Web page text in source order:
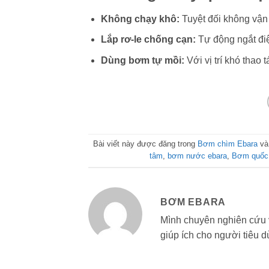
Không chạy khô: Tuyệt đối không
Lắp rơ-le chống cạn: Tự động ngắt
Dùng bơm tự mồi: Với vị trí khó thao
Bài viết này được đăng trong Bơm chìm Ebaravà
tâm, bơm nước ebara, Bơm
BƠM EBARA
Mình chuyên nghiên
giúp ích cho người tiêu